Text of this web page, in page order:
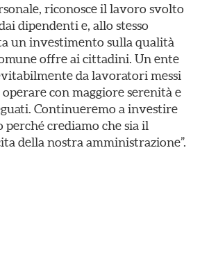
riconosce il lavoro svolto
dipendenti e, allo stesso
un investimento sulla qualità
offre ai cittadini. Un ente
da lavoratori messi
con maggiore serenità e
Continueremo a investire
perché crediamo che sia il
della nostra amministrazione”.